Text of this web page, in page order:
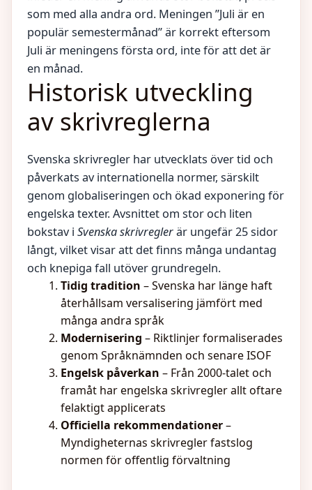
som med alla andra ord. Meningen ”Juli är en
populär semestermånad” är korrekt eftersom
Juli är meningens första ord, inte för att det är
en månad.
Historisk utveckling
av skrivreglerna
Svenska skrivregler har utvecklats över tid och
påverkats av internationella normer, särskilt
genom globaliseringen och ökad exponering för
engelska texter. Avsnittet om stor och liten
bokstav i Svenska skrivreglerär ungefär 25 sidor
långt, vilket visar att det finns många undantag
och knepiga fall utöver grundregeln.
Tidig tradition – Svenska har länge haft
återhållsam versalisering jämfört med
många andra språk
Modernisering – Riktlinjer formaliserades
genom Språknämnden och senare ISOF
Engelsk påverkan – Från 2000-talet och
framåt har engelska skrivregler allt oftare
felaktigt applicerats
Officiella rekommendationer–
Myndigheternas skrivregler fastslog
normen för offentlig förvaltning